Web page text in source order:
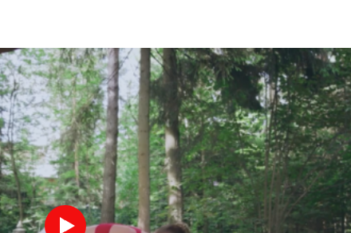
полёт души 01:44
внутренний покой 01:27
утренние грёзы 01:34
лесная прохлада 05:00